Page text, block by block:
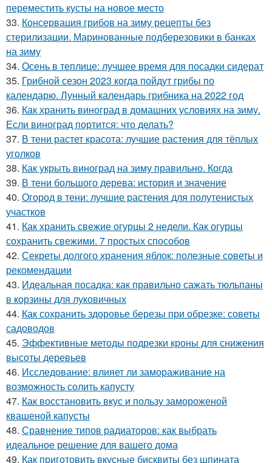
переместить кусты на новое место
33. Консервация грибов на зиму рецепты без
стерилизации. Маринованные подберезовики в банках
на зиму
34. Осень в теплице: лучшее время для посадки сидерат
35. Грибной сезон 2023 когда пойдут грибы по
календарю. Лунный календарь грибника на 2022 год
36. Как хранить виноград в домашних условиях на зиму.
Если виноград портится: что делать?
37. В тени растет красота: лучшие растения для тёплых
уголков
38. Как укрыть виноград на зиму правильно. Когда
39. В тени большого дерева: история и значение
40. Огород в тени: лучшие растения для полутенистых
участков
41. Как хранить свежие огурцы 2 недели. Как огурцы
сохранить свежими. 7 простых способов
42. Секреты долгого хранения яблок: полезные советы и
рекомендации
43. Идеальная посадка: как правильно сажать тюльпаны
в корзины для луковичных
44. Как сохранить здоровье березы при обрезке: советы
садоводов
45. Эффективные методы подрезки кроны для снижения
высоты деревьев
46. Исследование: влияет ли замораживание на
возможность солить капусту
47. Как восстановить вкус и пользу замороженой
квашеной капусты
48. Сравнение типов радиаторов: как выбрать
идеальное решение для вашего дома
49. Как приготовить вкусные бисквиты без шпината